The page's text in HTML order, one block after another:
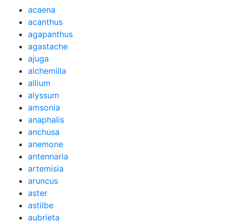
acaena
acanthus
agapanthus
agastache
ajuga
alchemilla
allium
alyssum
amsonia
anaphalis
anchusa
anemone
antennaria
artemisia
aruncus
aster
astilbe
aubrieta